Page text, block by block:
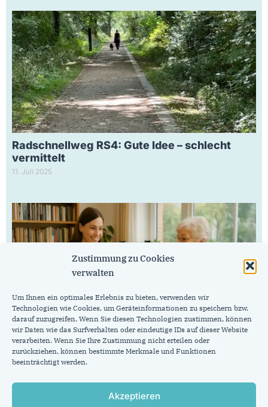
Zustimmung zu Cookies
verwalten
Um Ihnen ein optimales Erlebnis zu bieten, verwenden wir
Technologien wie Cookies, um Geräteinformationen zu speichern bzw.
darauf zuzugreifen. Wenn Sie diesen Technologien zustimmen, können
wir Daten wie das Surfverhalten oder eindeutige IDs auf dieser Website
verarbeiten. Wenn Sie Ihre Zustimmung nicht erteilen oder
zurückziehen, können bestimmte Merkmale und Funktionen
beeinträchtigt werden.
Akzeptieren
Radschnellweg RS4: Gute Idee – schlecht
vermittelt
11. Juli 2025
CDU beantragt mobilen Bürgerservice
17. Juni 2025
CDU-Fraktion im Rat der Stadt Aachen